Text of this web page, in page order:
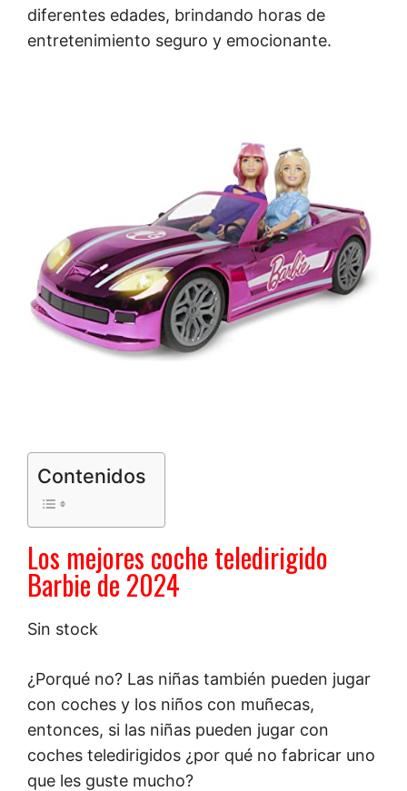
diferentes edades, brindando horas de
entretenimiento seguro y emocionante.
Contenidos
Los mejores coche teledirigido
Barbie de 2024
Sin stock
¿Porqué no? Las niñas también pueden jugar
con coches y los niños con muñecas,
entonces, si las niñas pueden jugar con
coches teledirigidos ¿por qué no fabricar uno
que les guste mucho?